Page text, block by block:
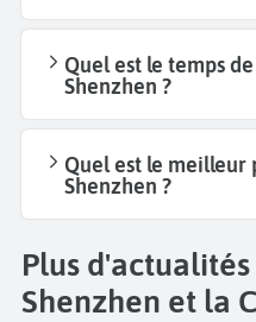
Quel est le temps
Shenzhen ?
Quel est le meilleur
Shenzhen ?
Plus
Shenzhen et la